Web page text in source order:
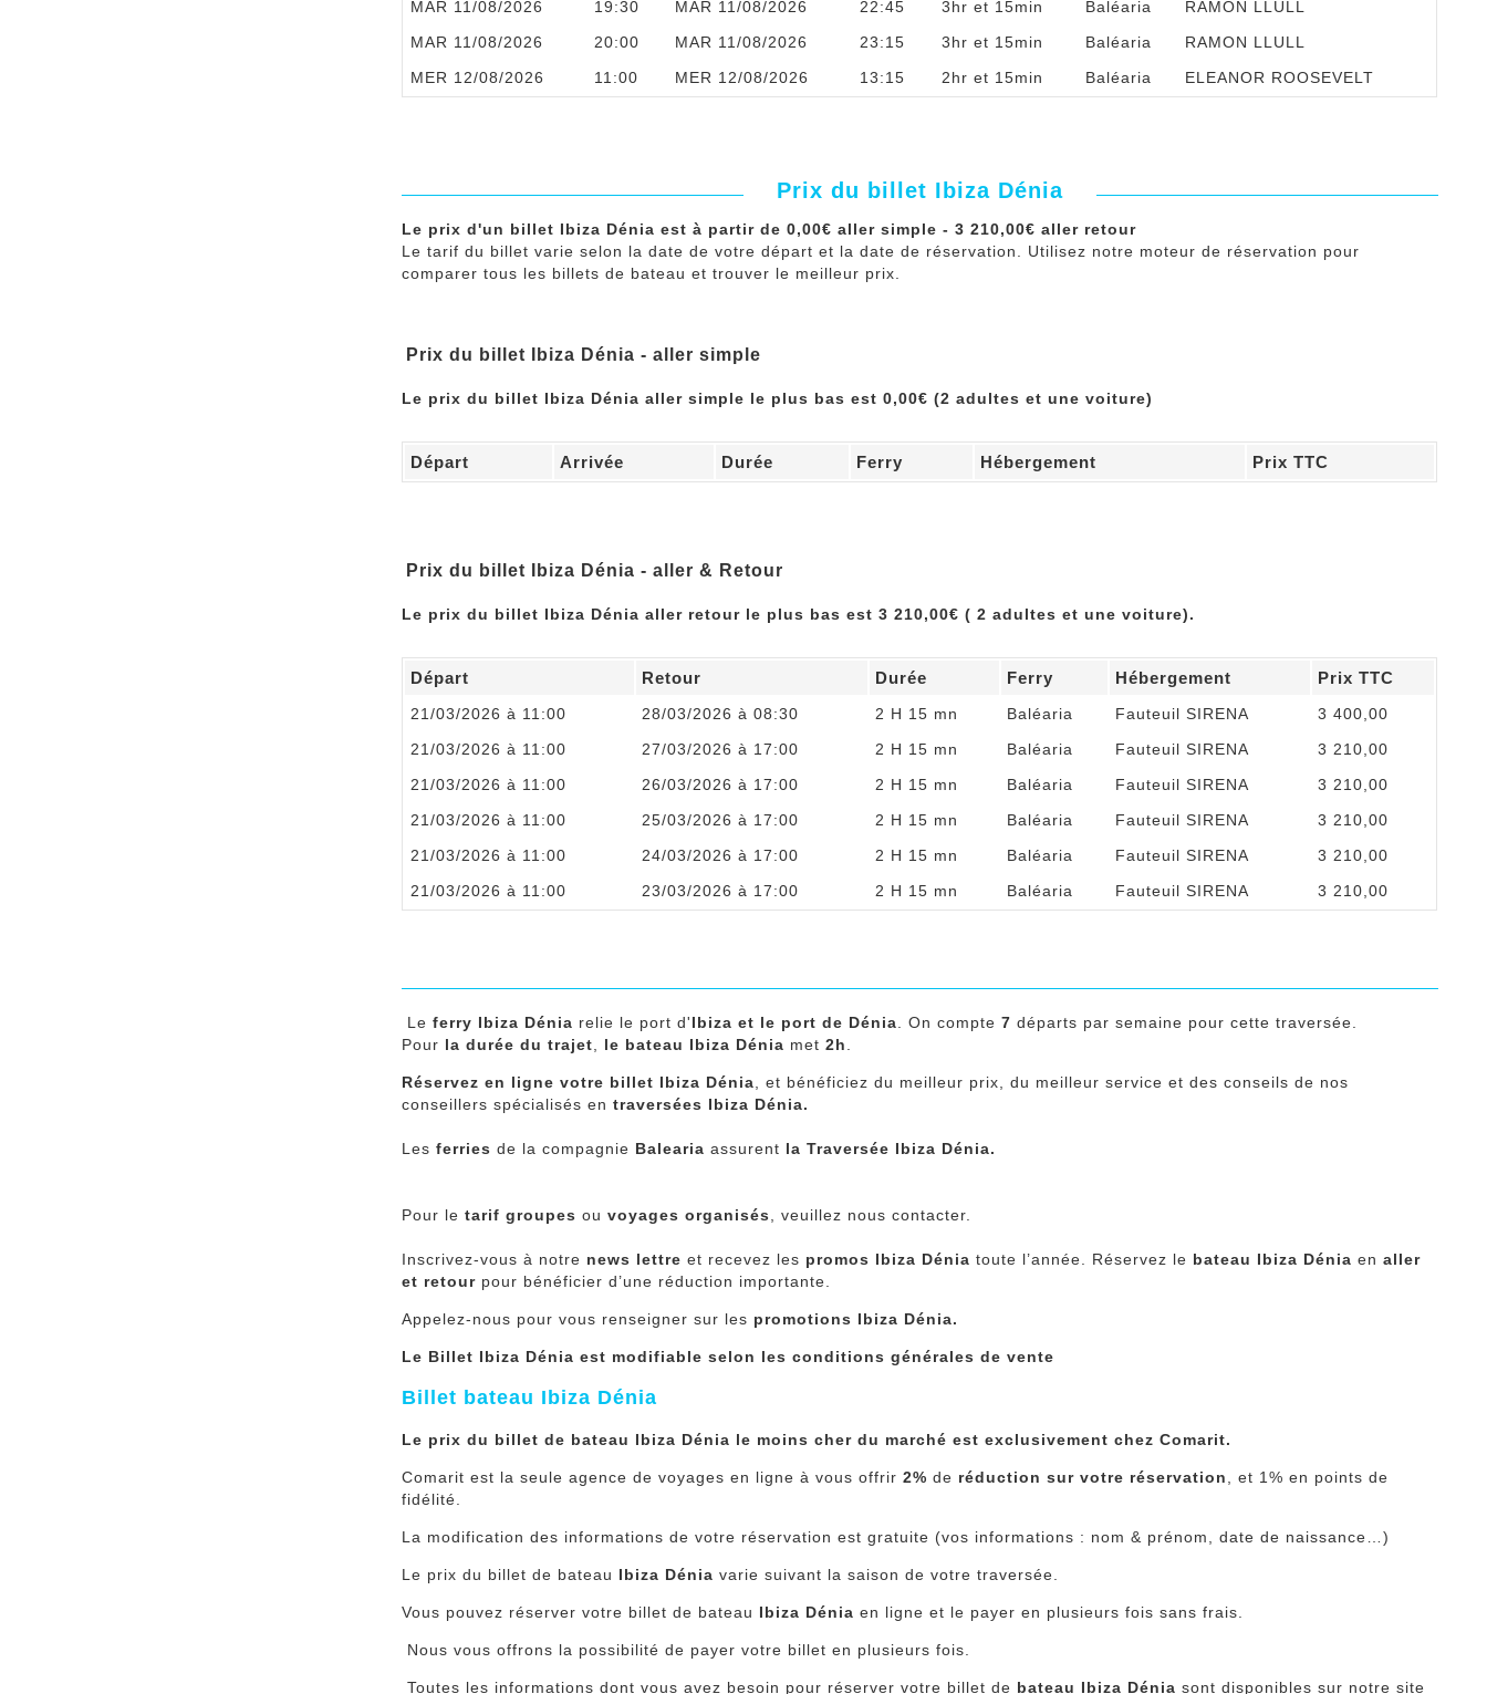
MAR 11/08/2026
19:30 MAR 11/08/2026 22:45 3hr et 15min Baléaria
RAMON LLULL
MAR 11/08/2026
20:00 MAR 11/08/2026 23:15 3hr et 15min Baléaria
RAMON LLULL
MER 12/08/2026
11:00 MER 12/08/2026 13:15 2hr et 15min Baléaria ELEANOR ROOSEVELT
Prix du billet Ibiza Dénia
Le prix d'un billet Ibiza Dénia est à partir de 0,00€ aller simple - 3 210,00€ aller retour
Le tarif du billet varie selon la date de votre départ et la date de réservation. Utilisez notre moteur de réservation pour
comparer tous les billets de bateau et trouver le meilleur prix.
Prix du billet Ibiza Dénia - aller simple
Le prix du billet Ibiza Dénia aller simple le plus bas est 0,00€ (2 adultes et une voiture)
Départ Arrivée Durée Ferry Hébergement Prix TTC
Prix du billet Ibiza Dénia - aller & Retour
Le prix du billet Ibiza Dénia aller retour le plus bas est 3 210,00€ ( 2 adultes et une voiture).
Départ Retour Durée Ferry Hébergement Prix TTC
21/03/2026 à 11:00 28/03/2026 à 08:30 2 H 15 mn Baléaria Fauteuil SIRENA
3 400,00
21/03/2026 à 11:00
27/03/2026 à 17:00 2 H 15 mn Baléaria Fauteuil SIRENA
3 210,00
21/03/2026 à 11:00
26/03/2026 à 17:00 2 H 15 mn Baléaria Fauteuil SIRENA
3 210,00
21/03/2026 à 11:00
25/03/2026 à 17:00 2 H 15 mn Baléaria Fauteuil SIRENA
3 210,00
21/03/2026 à 11:00
24/03/2026 à 17:00 2 H 15 mn Baléaria Fauteuil SIRENA
3 210,00
21/03/2026 à 11:00
23/03/2026 à 17:00 2 H 15 mn Baléaria Fauteuil SIRENA 3 210,00
Leferry Ibiza Dénia relie le port d'Ibiza et le port de Dénia. On compte7 départs par semaine pour cette traversée.
Pour la durée du trajet, le bateau Ibiza Dénia met2h.
Réservez en ligne votre billet Ibiza Dénia, et bénéficiez du meilleur prix, du meilleur service et des conseils de nos
conseillers spécialisés entraversées Ibiza Dénia.
Lesferries de la compagnie Balearia assurent la Traversée Ibiza Dénia.
Pour letarif groupes ouvoyages organisés, veuillez nous contacter.
Inscrivez-vous à notre news lettre et recevez les promos Ibiza Dénia toute l’année. Réservez le bateau Ibiza Dénia enaller
et retour pour bénéficier d’une réduction importante.
Appelez-nous pour vous renseigner sur les promotions Ibiza Dénia.
Le Billet Ibiza Dénia est modifiable selon les conditions générales de vente
Billet bateau Ibiza Dénia
Le prix du billet de bateau Ibiza Dénia le moins cher du marché est exclusivement chez Comarit.
Comarit est la seule agence de voyages en ligne à vous offrir2% de réduction sur votre réservation, et 1% en points de
fidélité.
La modification des informations de votre réservation est gratuite (vos informations : nom & prénom, date de naissance…)
Le prix du billet de bateau Ibiza Dénia varie suivant la saison de votre traversée.
Vous pouvez réserver votre billet de bateau Ibiza Dénia en ligne et le payer en plusieurs fois sans frais.
Nous vous offrons la possibilité de payer votre billet en plusieurs fois.
Toutes les informations dont vous avez besoin pour réserver votre billet de bateau Ibiza Déniasont disponibles sur notre site